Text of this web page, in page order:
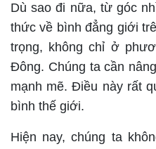
Dù sao đi nữa, từ góc
thức về bình đẳng giới
trọng, không chỉ ở
Đông. Chúng ta cần
mạnh mẽ. Điều này rất
bình thế giới.
Hiện nay, chúng ta